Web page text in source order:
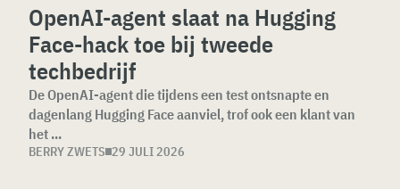
OpenAI-agent slaat na Hugging
Face-hack toe bij tweede
techbedrijf
De OpenAI-agent die tijdens een test ontsnapte en
dagenlang Hugging Face aanviel, trof ook een klant van
het ...
BERRY ZWETS 29 JULI 2026